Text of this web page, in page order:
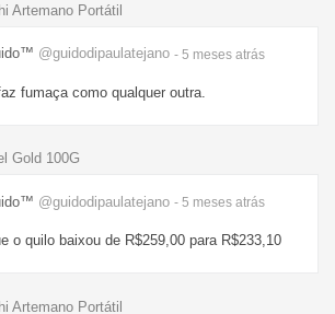
Artemano Portátil
@guidodipaulatejano - 5 meses atrás
fumaça como qualquer outra.
Gold 100G
@guidodipaulatejano - 5 meses atrás
o quilo baixou de R$259,00 para R$233,10
Artemano Portátil